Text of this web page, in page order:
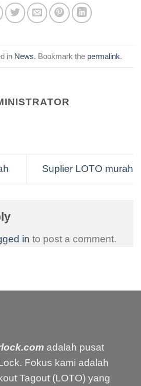
in News. Bookmark the permalink.
Suplier LOTO murah
in to post a comment.
adalah pusat
Fokus kami adalah
Tagout (LOTO) yang